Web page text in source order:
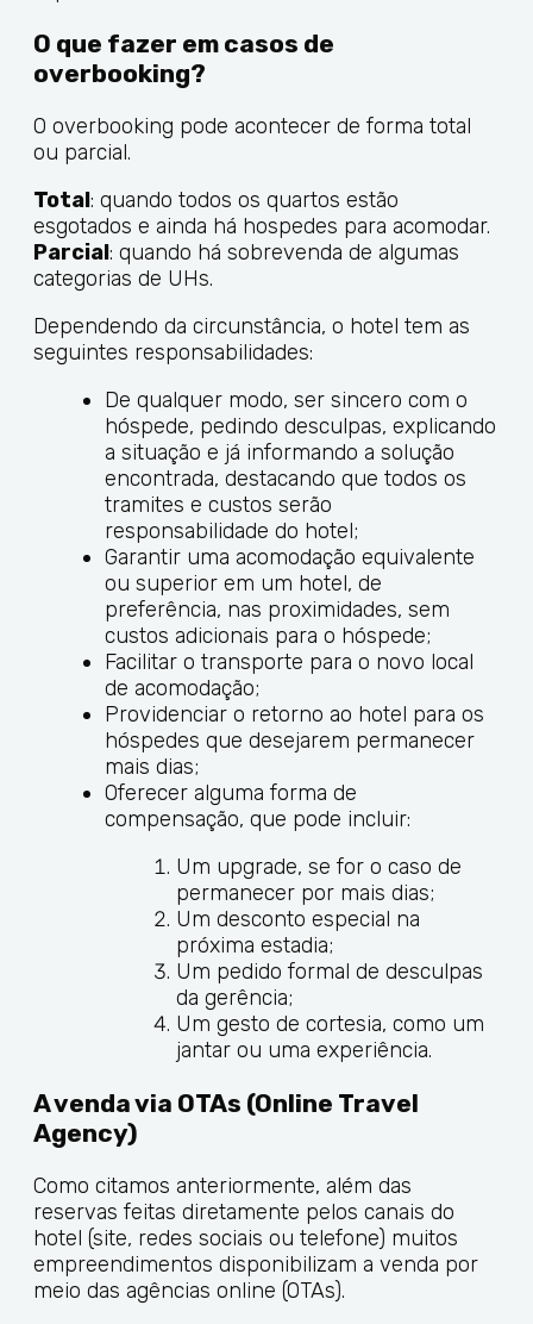
O que fazer em casos de
overbooking?
O overbooking pode acontecer de forma total
ou parcial.
Total: quando todos os quartos estão
esgotados e ainda há hospedes para acomodar.
Parcial: quando há sobrevenda de algumas
categorias de UHs.
Dependendo da circunstância, o hotel tem as
seguintes responsabilidades:
De qualquer modo, ser sincero com o
hóspede, pedindo desculpas, explicando
a situação e já informando a solução
encontrada, destacando que todos os
tramites e custos serão
responsabilidade do hotel;
Garantir uma acomodação equivalente
ou superior em um hotel, de
preferência, nas proximidades, sem
custos adicionais para o hóspede;
Facilitar o transporte para o novo local
de acomodação;
Providenciar o retorno ao hotel para os
hóspedes que desejarem permanecer
mais dias;
Oferecer alguma forma de
compensação, que pode incluir:
Um upgrade, se for o caso de
permanecer por mais dias;
Um desconto especial na
próxima estadia;
Um pedido formal de desculpas
da gerência;
Um gesto de cortesia, como um
jantar ou uma experiência.
A venda via OTAs (Online Travel
Agency)
Como citamos anteriormente, além das
reservas feitas diretamente pelos canais do
hotel (site, redes sociais ou telefone) muitos
empreendimentos disponibilizam a venda por
meio das agências online (OTAs).